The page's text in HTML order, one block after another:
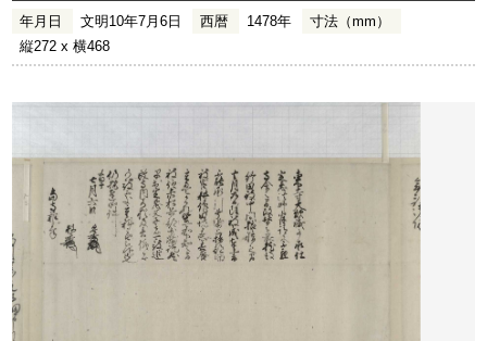
年月日 文明10年7月6日 西暦 1478年
寸法（mm）
縦272 x 横468